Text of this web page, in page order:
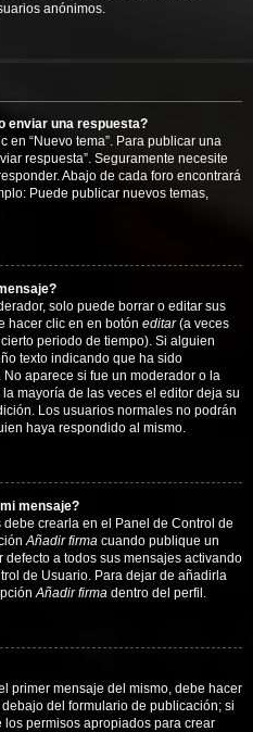
anónimos.
enviar una respuesta?
en “Nuevo tema”. Para publicar una
respuesta”. Seguramente necesite
Abajo de cada foro encontrará
Puede publicar nuevos temas,
solo puede borrar o editar sus
hacer clic en en botón editar(a veces
periodo de tiempo). Si alguien
texto indicando que ha sido
aparece si fue un moderador o la
mayoría de las veces el editor deja su
Los usuarios normales no podrán
haya respondido al mismo.
mensaje?
crearla en el Panel de Control de
Añadir firma cuando publique un
a todos sus mensajes activando
de Usuario. Para dejar de añadirla
Añadir firma dentro del perfil.
primer mensaje del mismo, debe hacer
del formulario de publicación; si
permisos apropiados para crear